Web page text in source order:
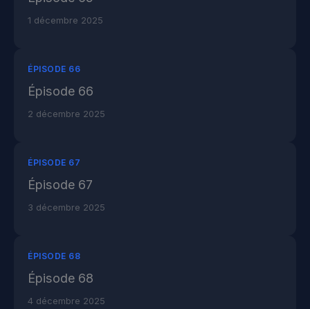
1 décembre 2025
ÉPISODE 66
Épisode 66
2 décembre 2025
ÉPISODE 67
Épisode 67
3 décembre 2025
ÉPISODE 68
Épisode 68
4 décembre 2025